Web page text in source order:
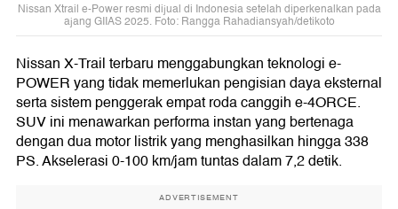
Nissan Xtrail e-Power resmi dijual di Indonesia setelah diperkenalkan pada
ajang GIIAS 2025. Foto: Rangga Rahadiansyah/detikoto
Nissan X-Trail terbaru menggabungkan teknologi e-
POWER yang tidak memerlukan pengisian daya eksternal
serta sistem penggerak empat roda canggih e-4ORCE.
SUV ini menawarkan performa instan yang bertenaga
dengan dua motor listrik yang menghasilkan hingga 338
PS. Akselerasi 0-100 km/jam tuntas dalam 7,2 detik.
ADVERTISEMENT